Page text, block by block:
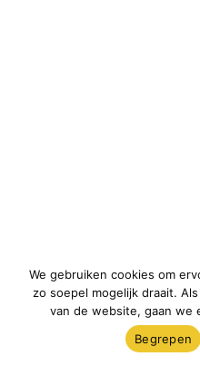
We gebruiken cookies om
zo soepel mogelijk draait.
van de website, gaan we
Begrepen